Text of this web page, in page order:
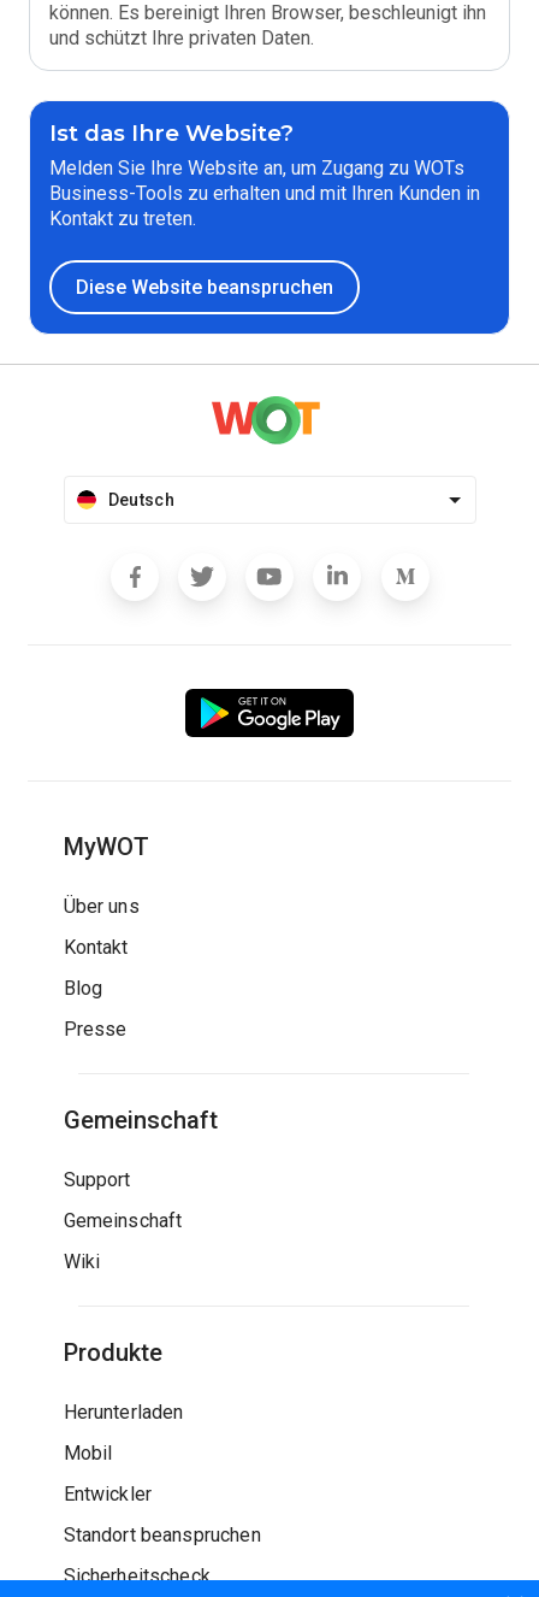
können. Es bereinigt Ihren Browser, beschleunigt ihn
und schützt Ihre privaten Daten.
Ist das Ihre Website?
Melden Sie Ihre Website an, um Zugang zu WOTs
Business-Tools zu erhalten und mit Ihren Kunden in
Kontakt zu treten.
Diese Website beanspruchen
Deutsch
MyWOT
Über uns
Kontakt
Blog
Presse
Gemeinschaft
Support
Gemeinschaft
Wiki
Produkte
Herunterladen
Mobil
Entwickler
Standort beanspruchen
Sicherheitscheck